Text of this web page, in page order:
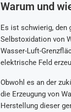
Warum und
Es ist schwierig, den
Selbstoxidation von
Wasser-Luft-
elektrische Feld
Obwohl es an der
die Erzeugung von
Herstellung dieser